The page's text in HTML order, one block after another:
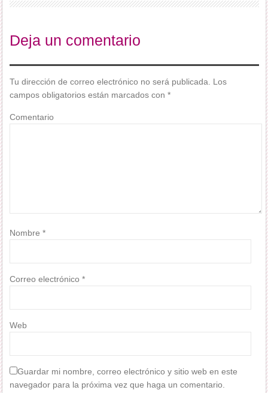
Deja un comentario
Tu dirección de correo electrónico no será publicada.
Los
campos obligatorios están marcados con*
Comentario
Nombre*
Correo electrónico*
Web
Guardar mi nombre, correo electrónico y sitio web en este
navegador para la próxima vez que haga un comentario.